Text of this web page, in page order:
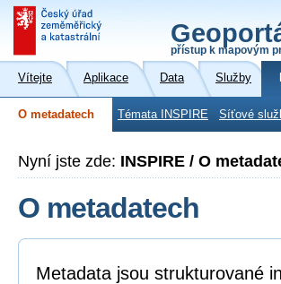
přístup k mapovým
Vítejte Aplikace Data Služby
O metadatech Témata INSPIRE Síťové
Nyní jste zde: INSPIRE / O
O metadatech
Metadata jsou strukturované